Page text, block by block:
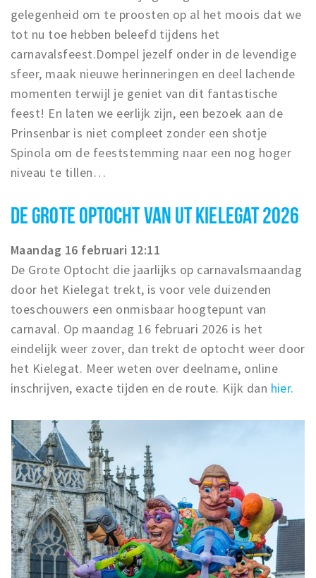
gelegenheid om te proosten op al het moois dat we
tot nu toe hebben beleefd tijdens het
carnavalsfeest.Dompel jezelf onder in de levendige
sfeer, maak nieuwe herinneringen en deel lachende
momenten terwijl je geniet van dit fantastische
feest! En laten we eerlijk zijn, een bezoek aan de
Prinsenbar is niet compleet zonder een shotje
Spinola om de feeststemming naar een nog hoger
niveau te tillen…
DE GROTE OPTOCHT VAN UT KIELEGAT 2026
Maandag 16 februari 12:11
De Grote Optocht die jaarlijks op carnavalsmaandag
door het Kielegat trekt, is voor vele duizenden
toeschouwers een onmisbaar hoogtepunt van
carnaval. Op maandag 16 februari 2026 is het
eindelijk weer zover, dan trekt de optocht weer door
het Kielegat. Meer weten over deelname, online
inschrijven, exacte tijden en de route. Kijk dan hier.